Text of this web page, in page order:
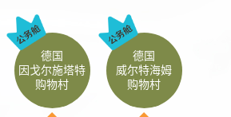
德国
因戈尔施塔特
购物村
德国
威尔特海姆
购物村